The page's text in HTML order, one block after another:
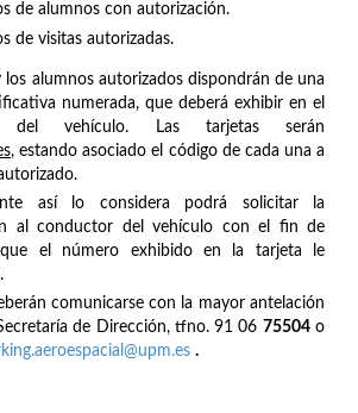
de alumnos con autorización.
de visitas autorizadas.
los alumnos autorizados dispondrán de una
numerada, que deberá exhibir en el
del vehículo. Las tarjetas serán
, estando asociado el código de cada una a
así lo considera podrá solicitar la
al conductor del vehículo con el fin de
el número exhibido en la tarjeta le
comunicarse con la mayor antelación
de Dirección, tfno. 91 06 75504o
.